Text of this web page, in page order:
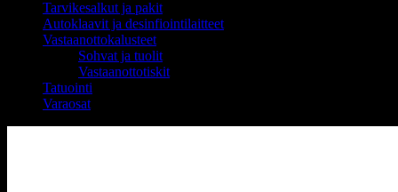
Tarvikesalkut ja pakit
Autoklaavit ja desinfiointilaitteet
Vastaanottokalusteet
Sohvat ja tuolit
Vastaanottotiskit
Tatuointi
Varaosat